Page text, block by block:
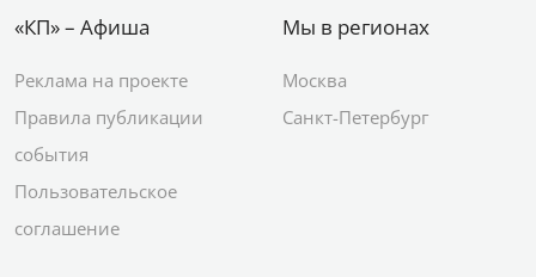
«КП» – Афиша
Реклама на проекте
Правила публикации
события
Пользовательское
соглашение
Мы в регионах
Москва
Санкт-Петербург